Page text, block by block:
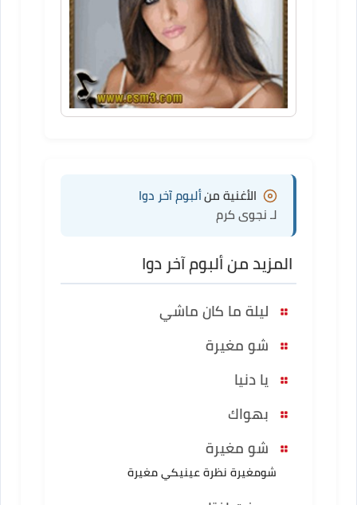
الأغنية منألبوم آخر دوا
لـ نجوى كرم
المزيد من ألبوم آخر دوا
ليلة ما كان ماشي
شو مغيرة
يا دنيا
بهواك
شو مغيرة
شومغيرة نظرة عينيكي مغيرة